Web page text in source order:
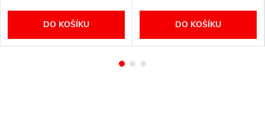
DO KOŠÍKU DO KOŠÍKU